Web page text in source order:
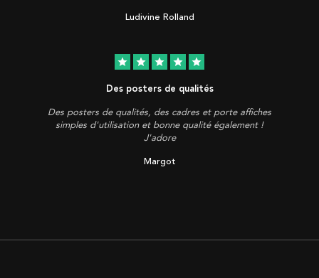
Ludivine Rolland
star star star star star
Des posters de qualités
Des posters de qualités, des cadres et porte affiches
simples d'utilisation et bonne qualité également !
J'adore
Margot